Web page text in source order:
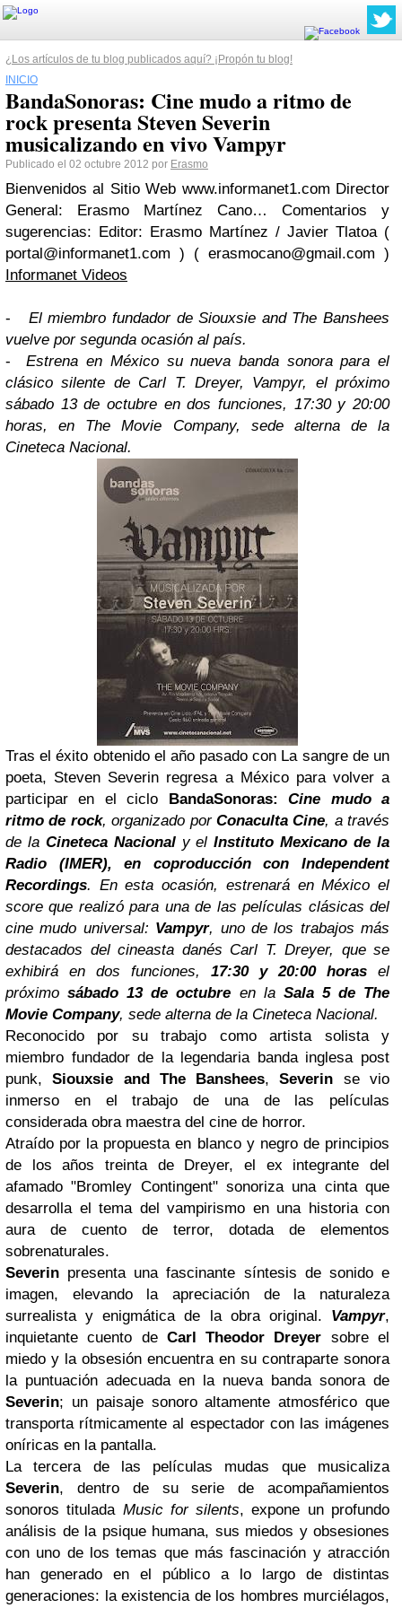
¿Los artículos de tu blog publicados aquí? ¡Propón tu blog!
INICIO
BandaSonoras: Cine mudo a ritmo de
rock presenta Steven Severin
musicalizando en vivo Vampyr
Publicado el 02 octubre 2012 por Erasmo
Bienvenidos al Sitio Web www.informanet1.com Director
General: Erasmo Martínez Cano… Comentarios y
sugerencias: Editor: Erasmo Martínez / Javier Tlatoa (
portal@informanet1.com ) ( erasmocano@gmail.com )
Informanet Videos
-
El miembro fundador de Siouxsie and The Banshees
vuelve por segunda ocasión al país.
-
Estrena en México su nueva banda sonora para el
clásico silente de Carl T. Dreyer, Vampyr, el próximo
sábado 13 de octubre en dos funciones, 17:30 y 20:00
horas, en The Movie Company, sede alterna de la
Cineteca Nacional.
Tras el éxito obtenido el año pasado con La sangre de un
poeta, Steven Severin regresa a México para volver a
participar en el ciclo BandaSonoras:Cine mudo a
ritmo de rock, organizado por Conaculta Cine, a través
de la Cineteca Nacionaly elInstituto Mexicano de la
Radio (IMER), en coproducción con Independent
Recordings. En esta ocasión, estrenará en México el
score que realizó para una de las películas clásicas del
cine mudo universal: Vampyr, uno de los trabajos más
destacados del cineasta danés Carl T. Dreyer, que se
exhibirá en dos funciones, 17:30 y 20:00 horas el
próximosábado 13 de octubre en la Sala 5 de The
Movie Company, sede alterna de la Cineteca Nacional.
Reconocido por su trabajo como artista solista y
miembro fundador de la legendaria banda inglesa post
punk,Siouxsie and The Banshees,Severin se vio
inmerso en el trabajo de una de las películas
considerada obra maestra del cine de horror.
Atraído por la propuesta en blanco y negro de principios
de los años treinta de Dreyer, el ex integrante del
afamado "Bromley Contingent" sonoriza una cinta que
desarrolla el tema del vampirismo en una historia con
aura de cuento de terror, dotada de elementos
sobrenaturales.
Severin presenta una fascinante síntesis de sonido e
imagen, elevando la apreciación de la naturaleza
surrealista y enigmática de la obra original. Vampyr,
inquietante cuento de Carl Theodor Dreyer sobre el
miedo y la obsesión encuentra en su contraparte sonora
la puntuación adecuada en la nueva banda sonora de
Severin; un paisaje sonoro altamente atmosférico que
transporta rítmicamente al espectador con las imágenes
oníricas en la pantalla.
La tercera de las películas mudas que musicaliza
Severin, dentro de su serie de acompañamientos
sonoros titulada Music for silents, expone un profundo
análisis de la psique humana, sus miedos y obsesiones
con uno de los temas que más fascinación y atracción
han generado en el público a lo largo de distintas
generaciones: la existencia de los hombres murciélagos,